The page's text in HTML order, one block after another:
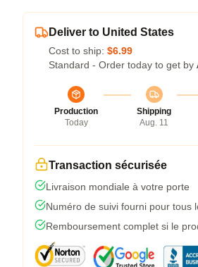
Deliver to United States
Cost to ship: $6.99
Standard - Order today to get by
Production
Today
Shipping
Aug. 11
Transaction sécurisée
Livraison mondiale à votre porte
Numéro de suivi fourni pour tous
Remboursement complet si le